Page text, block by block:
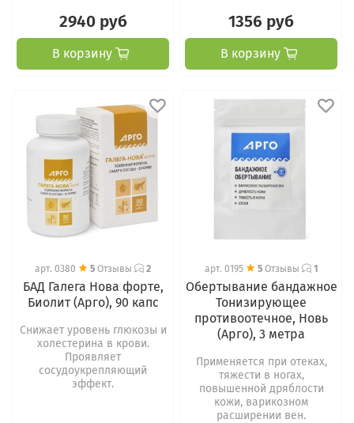
2940 руб
В корзину
1356 руб
В корзину
арт. 0380 5 Отзывы 2
БАД Галега Нова форте,
Биолит (Арго), 90 капс
Снижает уровень глюкозы и
холестерина в крови.
Проявляет
сосудоукрепляющий
эффект.
арт. 0195 5Отзывы 1
Обертывание бандажное
Тонизирующее
противоотечное, Новь
(Арго), 3 метра
Применяется при отеках,
тяжести в ногах,
повышенной дряблости
кожи, варикозном
расширении вен.